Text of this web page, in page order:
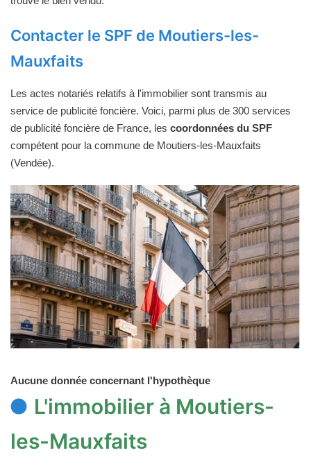
Contacter le SPF de Moutiers-les-
Mauxfaits
Les actes notariés relatifs à l'immobilier sont transmis au
service de publicité foncière. Voici, parmi plus de 300 services
de publicité foncière de France, les coordonnées du SPF
compétent pour la commune de Moutiers-les-Mauxfaits
(Vendée).
Aucune donnée concernant l'hypothèque
L'immobilier à Moutiers-
les-Mauxfaits